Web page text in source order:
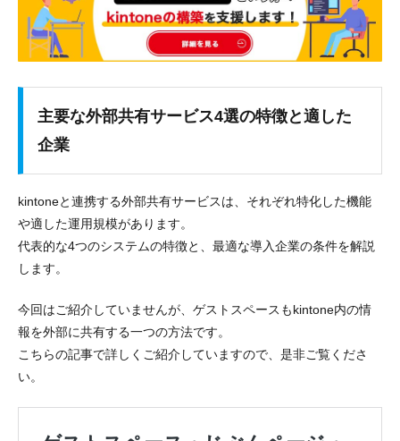
主要な外部共有サービス4選の特徴と適した
企業
kintoneと連携する外部共有サービスは、それぞれ特化した機能
や適した運用規模があります。
代表的な4つのシステムの特徴と、最適な導入企業の条件を解説
します。
今回はご紹介していませんが、ゲストスペースもkintone内の情
報を外部に共有する一つの方法です。
こちらの記事で詳しくご紹介していますので、是非ご覧くださ
い。